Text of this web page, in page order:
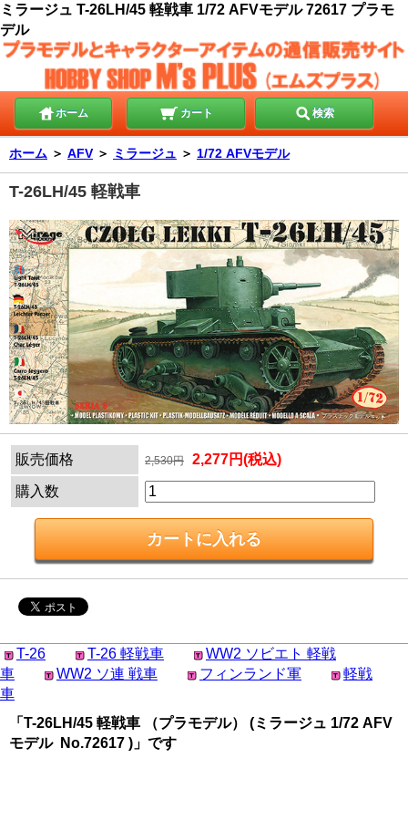
ミラージュ T-26LH/45 軽戦車 1/72 AFVモデル 72617 プラモ
デル
ホーム カート 検索
ホーム ＞ AFV ＞ ミラージュ ＞ 1/72 AFVモデル
T-26LH/45 軽戦車
販売価格 2,530円 2,277円(税込)
購入数
T-26 T-26 軽戦車
WW2 ソビエト 軽戦
車
WW2 ソ連 戦車 フィンランド軍
軽戦
車
「T-26LH/45 軽戦車 （プラモデル） (ミラージュ 1/72 AFV
モデル No.72617 )」です